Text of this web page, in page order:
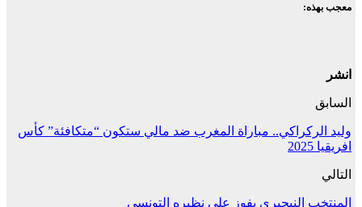
معجب بهذه:
انشر
السابق
وليد الركراكي.. مباراة المغرب ضد مالي ستكون “متكافئة” كأس
افريقيا 2025
التالي
المنتخب النيجيري يفوز على نظيره التونسي